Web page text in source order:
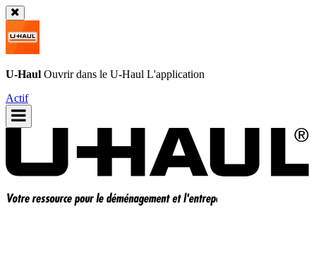
U-Haul Ouvrir dans le U-Haul L'application
Actif